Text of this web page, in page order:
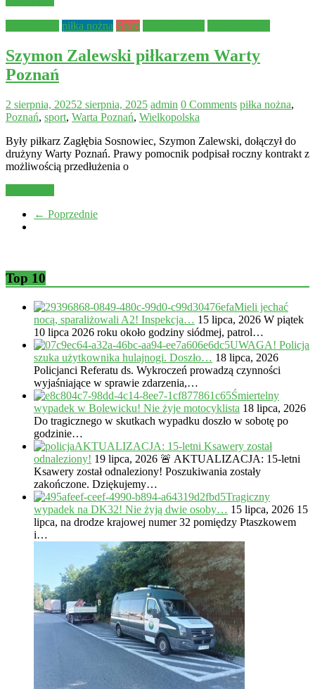
piłka nożna Sport
Szymon Zalewski piłkarzem Warty
Poznań
2 sierpnia, 20252 sierpnia, 2025 admin 0 Comments piłka nożna,
Poznań, sport, Warta Poznań, Wielkopolska
Były piłkarz Zagłębia Sosnowiec, Szymon Zalewski, dołączył do
drużyny Warty Poznań. Prawy pomocnik podpisał roczny kontrakt z
możliwością przedłużenia o
← Poprzednie
Top 10
Mieli jechać
nocą, sparaliżowali A2! Inspekcja… 15 lipca, 2026 W piątek
10 lipca 2026 roku około godziny siódmej, patrol…
UWAGA! Policja
szuka użytkownika hulajnogi. Doszło… 18 lipca, 2026
Policjanci Referatu ds. Wykroczeń prowadzą czynności
wyjaśniające w sprawie zdarzenia,…
Śmiertelny
wypadek w Bolewicku! Nie żyje motocyklista 18 lipca, 2026
Do tragicznego w skutkach wypadku doszło w sobotę po
godzinie…
AKTUALIZACJA: 15-letni Ksawery został
odnaleziony! 19 lipca, 2026 🚨 AKTUALIZACJA: 15-letni
Ksawery został odnaleziony! Poszukiwania zostały
zakończone. Dziękujemy…
Tragiczny
wypadek na DK32! Nie żyją dwie osoby… 15 lipca, 2026 15
lipca, na drodze krajowej numer 32 pomiędzy Ptaszkowem
i…